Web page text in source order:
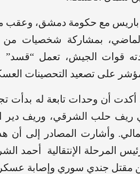
مع حكومة دمشق، وعقب
بمشاركة شخصيات من
قوات الجيش، تعمل “قسد”
على تصعيد التحصينات
أن وحدات تابعة له بدأت
ريف حلب الشرقي، وريف دير
وأشارت المصادر إلى أن
المرحلة الإنتقالية أحمد
مقتل جندي سوري وإصابة